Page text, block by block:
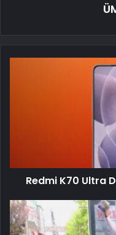
Redmi K70 Ultra